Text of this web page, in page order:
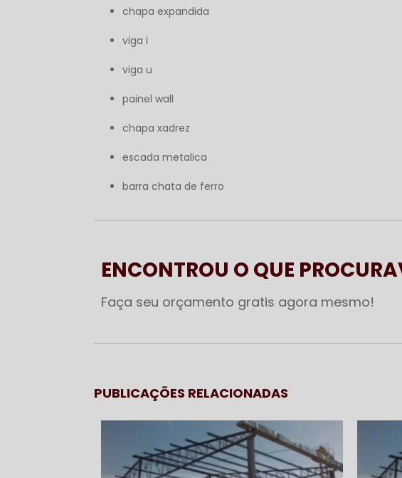
chapa expandida
viga i
viga u
painel wall
chapa xadrez
escada metalica
barra chata de ferro
ENCONTROU O QUE
Faça seu orçamento gratis agora mesmo!
PUBLICAÇÕES RELACIONADAS